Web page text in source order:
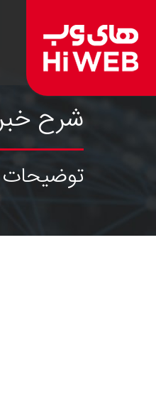
شرح
توضیحات